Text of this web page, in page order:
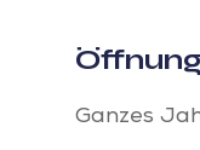
Ganzes